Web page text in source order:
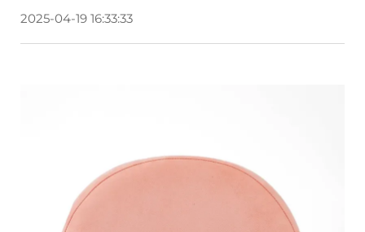
2025-04-19 16:33:33